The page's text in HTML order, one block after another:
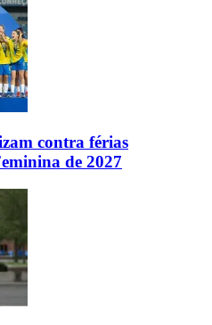
contra férias
de 2027